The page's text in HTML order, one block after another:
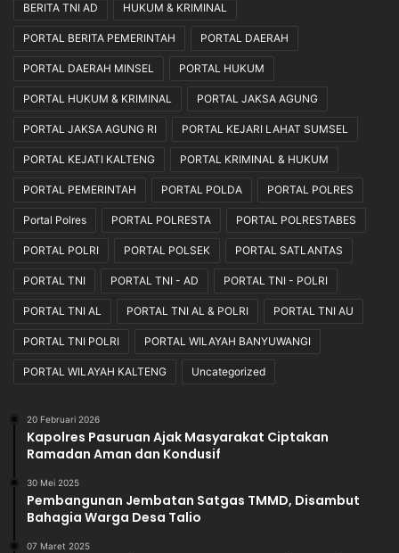
BERITA TNI AD HUKUM & KRIMINAL
PORTAL BERITA PEMERINTAH PORTAL DAERAH
PORTAL DAERAH MINSEL PORTAL HUKUM
PORTAL HUKUM & KRIMINAL PORTAL JAKSA AGUNG
PORTAL JAKSA AGUNG RI PORTAL KEJARI LAHAT SUMSEL
PORTAL KEJATI KALTENG PORTAL KRIMINAL & HUKUM
PORTAL PEMERINTAH PORTAL POLDA PORTAL POLRES
Portal Polres PORTAL POLRESTA PORTAL POLRESTABES
PORTAL POLRI PORTAL POLSEK PORTAL SATLANTAS
PORTAL TNI PORTAL TNI - AD PORTAL TNI - POLRI
PORTAL TNI AL PORTAL TNI AL & POLRI PORTAL TNI AU
PORTAL TNI POLRI PORTAL WILAYAH BANYUWANGI
PORTAL WILAYAH KALTENG Uncategorized
20 Februari 2026
Kapolres Pasuruan Ajak Masyarakat Ciptakan
Ramadan Aman dan Kondusif
30 Mei 2025
Pembangunan Jembatan Satgas TMMD, Disambut
Bahagia Warga Desa Talio
07 Maret 2025